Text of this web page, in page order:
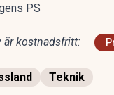
PS
är kostnadsfritt:
Teknik